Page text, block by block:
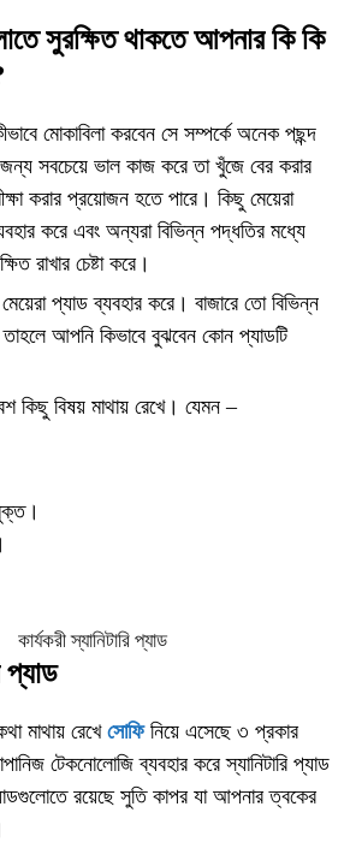
সুরক্ষিত থাকতে আপনার কি কি
মোকাবিলা করবেন সে সম্পর্কে অনেক পছন্দ
সবচেয়ে ভাল কাজ করে তা খুঁজে বের করার
করার প্রয়োজন হতে পারে। কিছু মেয়েরা
করে এবং অন্যরা বিভিন্ন পদ্ধতির মধ্যে
রাখার চেষ্টা করে।
প্যাড ব্যবহার করে। বাজারে তো বিভিন্ন
আপনি কিভাবে বুঝবেন কোন প্যাডটি
কিছু বিষয় মাথায় রেখে। যেমন –
প্যাড
মাথায় রেখে সোফি নিয়ে এসেছে ৩ প্রকার
টেকনোলোজি ব্যবহার করে স্যানিটারি প্যাড
রয়েছে সুতি কাপর যা আপনার ত্বকের